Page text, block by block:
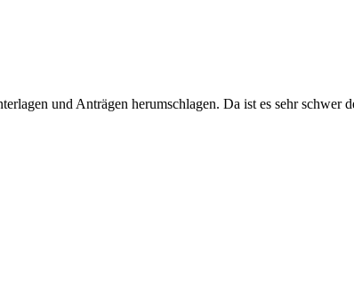
und Anträgen herumschlagen. Da ist es sehr schwer